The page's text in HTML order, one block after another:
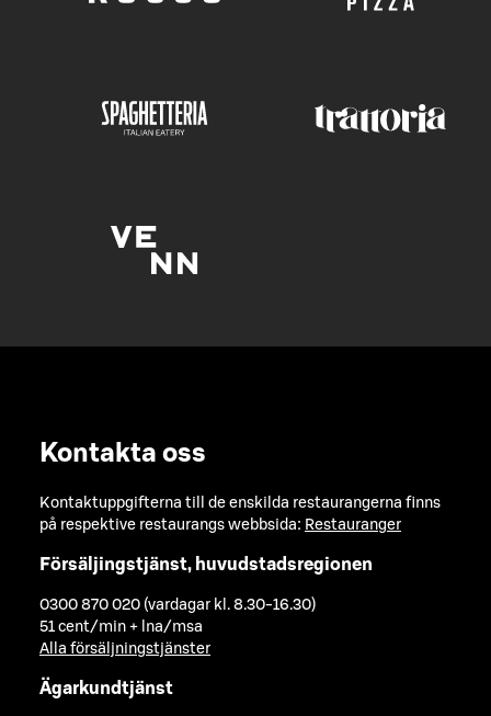
Kontakta oss
Kontaktuppgifterna till de enskilda restaurangerna finns
på respektive restaurangs webbsida: Restauranger
Försäljingstjänst, huvudstadsregionen
0300 870 020 (vardagar kl. 8.30-16.30)
51 cent/min + lna/msa
Alla försäljningstjänster
Ägarkundtjänst